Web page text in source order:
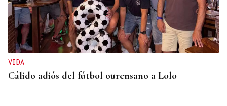
VIDA
Cálido adiós del fútbol ourensano a Lolo